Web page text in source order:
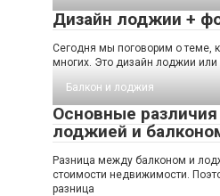
Дизайн лоджии +
Сегодня мы поговорим о теме,
многих. Это дизайн лоджии
Балкон и лоджия
Основные
лоджией и
Разница между балконом и
стоимости недвижимости.
разница